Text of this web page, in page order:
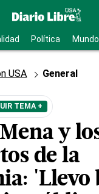
Política Mundo
USA General
TEMA +
y
de la
'Llevo